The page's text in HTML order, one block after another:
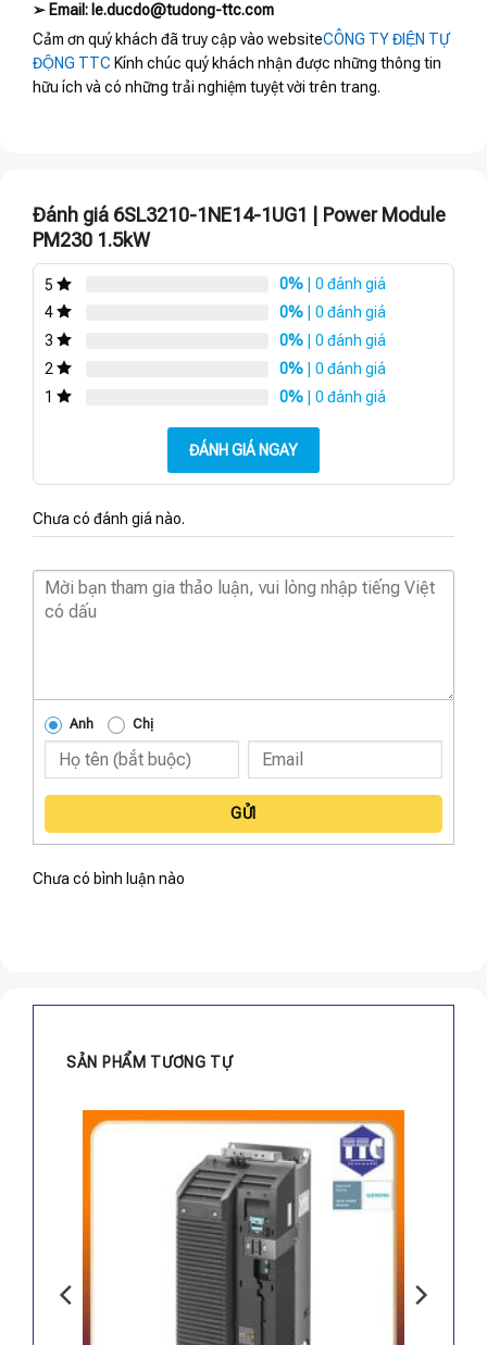
➢ Email: le.ducdo@tudong-ttc.com
Cảm ơn quý khách đã truy cập vào websiteCÔNG TY ĐIỆN TỰ
ĐỘNG TTC Kính chúc quý khách nhận được những thông tin
hữu ích và có những trải nghiệm tuyệt vời trên trang.
Đánh giá 6SL3210-1NE14-1UG1 | Power Module
PM230 1.5kW
5 0% | 0 đánh giá
4
0% | 0 đánh giá
3
0% | 0 đánh giá
2
0% | 0 đánh giá
1
0% | 0 đánh giá
ĐÁNH GIÁ NGAY
Chưa có đánh giá nào.
Anh Chị
GỬI
Chưa có bình luận nào
SẢN PHẨM TƯƠNG TỰ